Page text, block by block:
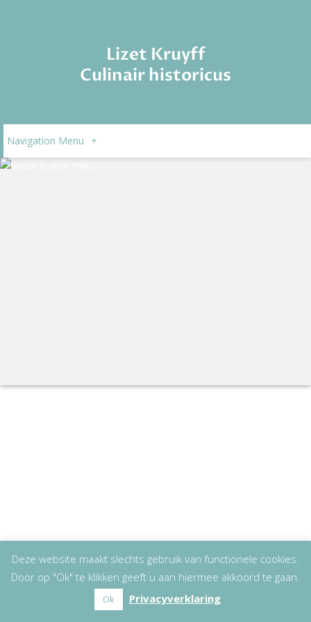
Lizet Kruyff
Culinair historicus
Navigation Menu +
Deze website maakt slechts gebruik van functionele cookies.
Door op "Ok" te klikken geeft u aan hiermee akkoord te gaan.
Ok Privacyverklaring